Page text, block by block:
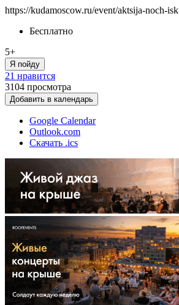
https://kudamoscow.ru/event/aktsija-noch-
Бесплатно
5+
Я пойду
21 нравится
3104 просмотра
Добавить в календарь
Google Calendar
Outlook.com
Скачать .ics